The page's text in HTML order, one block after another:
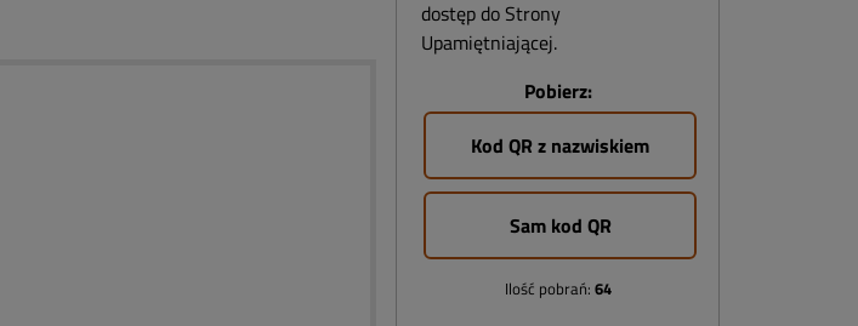
dostęp do Strony
Upamiętniającej.
Pobierz:
Kod QR z nazwiskiem
Sam kod QR
Ilość pobrań: 64